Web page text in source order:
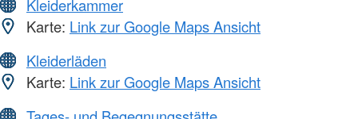
Kleiderkammer
Karte: Link zur Google Maps Ansicht
Kleiderläden
Karte: Link zur Google Maps Ansicht